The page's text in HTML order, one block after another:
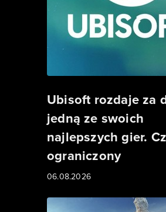
Ubisoft rozdaje za
jedną ze swoich
najlepszych gier.
ograniczony
06.08.2026